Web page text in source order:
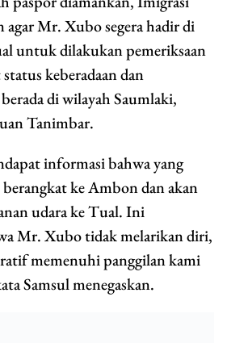
agar Mr. Xubo segera hadir di
untuk dilakukan pemeriksaan
keberadaan dan
di wilayah Saumlaki,
Tanimbar.
informasi bahwa yang
ke Ambon dan akan
udara ke Tual. Ini
Mr. Xubo tidak melarikan diri,
memenuhi panggilan kami
Samsul menegaskan.